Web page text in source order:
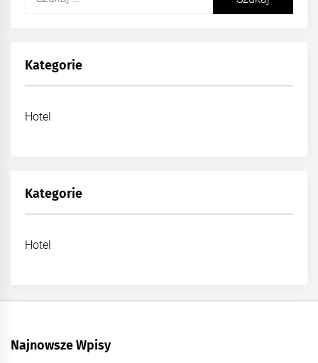
Kategorie
Hotel
Kategorie
Hotel
Najnowsze Wpisy